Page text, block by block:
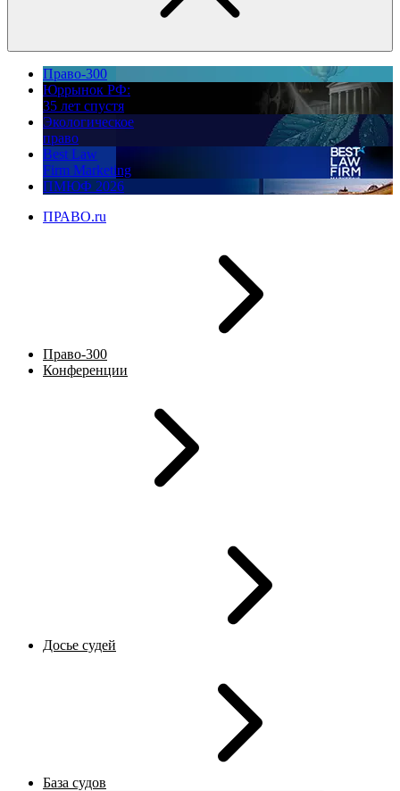
Право-300
Юррынок РФ:
35 лет спустя
Экологическое
право
Best Law
Firm Marketing
ПМЮФ 2026
ПРАВО.ru
Право-300
Конференции
Досье судей
База судов